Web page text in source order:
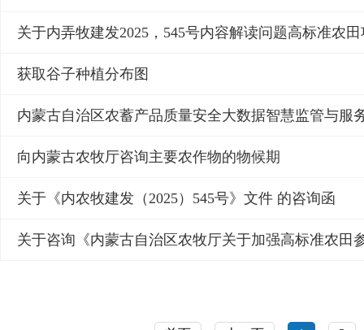
获取谷子种植分布图
内蒙古自治区农蓄产品质量安全大数据智慧监管与服
向内蒙古农牧厅咨询主要农作物的物候期
关于《内农牧建发（2025）545号》文件 的咨询函